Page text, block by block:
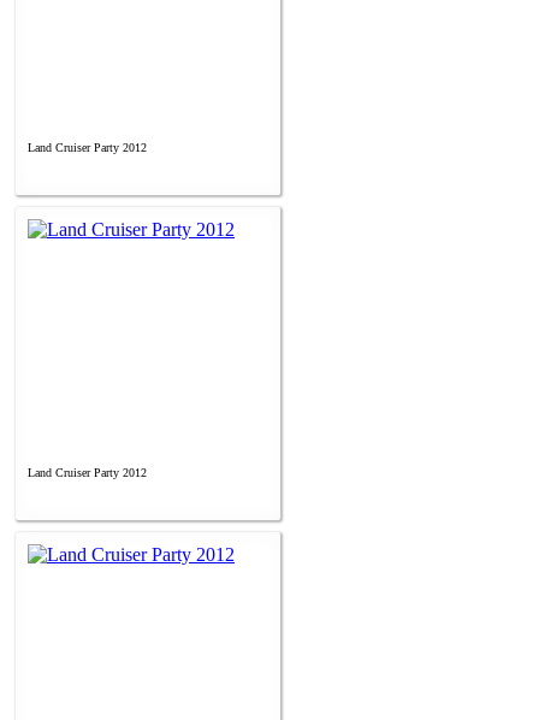
Land Cruiser Party 2012
Land Cruiser Party 2012